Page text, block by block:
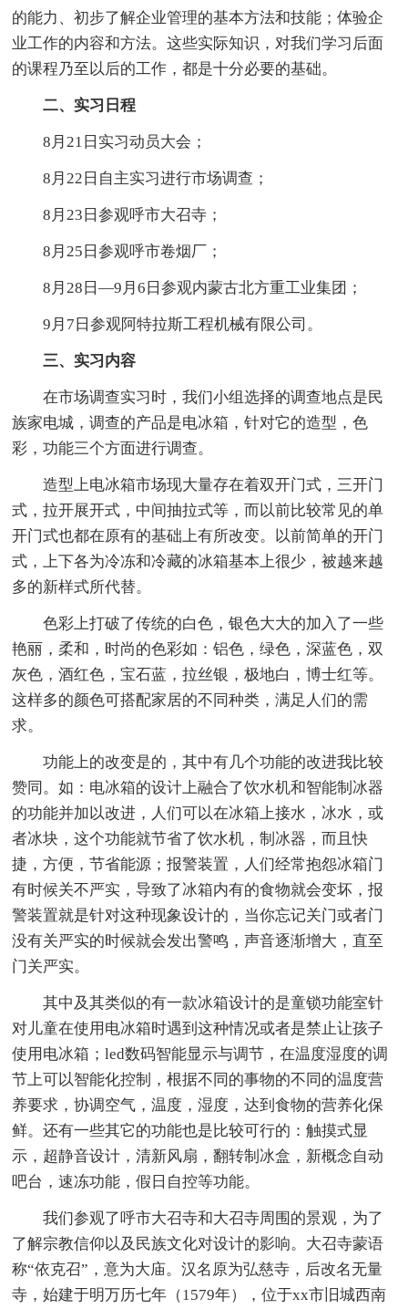
的能力、初步了解企业管理的基本方法和技能；体验企
业工作的内容和方法。这些实际知识，对我们学习后面
的课程乃至以后的工作，都是十分必要的基础。
二、实习日程
8月21日实习动员大会；
8月22日自主实习进行市场调查；
8月23日参观呼市大召寺；
8月25日参观呼市卷烟厂；
8月28日—9月6日参观内蒙古北方重工业集团；
9月7日参观阿特拉斯工程机械有限公司。
三、实习内容
在市场调查实习时，我们小组选择的调查地点是民
族家电城，调查的产品是电冰箱，针对它的造型，色
彩，功能三个方面进行调查。
造型上电冰箱市场现大量存在着双开门式，三开门
式，拉开展开式，中间抽拉式等，而以前比较常见的单
开门式也都在原有的基础上有所改变。以前简单的开门
式，上下各为冷冻和冷藏的冰箱基本上很少，被越来越
多的新样式所代替。
色彩上打破了传统的白色，银色大大的加入了一些
艳丽，柔和，时尚的色彩如：铝色，绿色，深蓝色，双
灰色，酒红色，宝石蓝，拉丝银，极地白，博士红等。
这样多的颜色可搭配家居的不同种类，满足人们的需
求。
功能上的改变是的，其中有几个功能的改进我比较
赞同。如：电冰箱的设计上融合了饮水机和智能制冰器
的功能并加以改进，人们可以在冰箱上接水，冰水，或
者冰块，这个功能就节省了饮水机，制冰器，而且快
捷，方便，节省能源；报警装置，人们经常抱怨冰箱门
有时候关不严实，导致了冰箱内有的食物就会变坏，报
警装置就是针对这种现象设计的，当你忘记关门或者门
没有关严实的时候就会发出警鸣，声音逐渐增大，直至
门关严实。
其中及其类似的有一款冰箱设计的是童锁功能室针
对儿童在使用电冰箱时遇到这种情况或者是禁止让孩子
使用电冰箱；led数码智能显示与调节，在温度湿度的调
节上可以智能化控制，根据不同的事物的不同的温度营
养要求，协调空气，温度，湿度，达到食物的营养化保
鲜。还有一些其它的功能也是比较可行的：触摸式显
示，超静音设计，清新风扇，翻转制冰盒，新概念自动
吧台，速冻功能，假日自控等功能。
我们参观了呼市大召寺和大召寺周围的景观，为了
了解宗教信仰以及民族文化对设计的影响。大召寺蒙语
称“依克召”，意为大庙。汉名原为弘慈寺，后改名无量
寺，始建于明万历七年（1579年），位于xx市旧城西南